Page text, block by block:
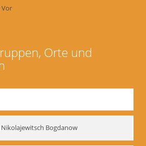
Vor
Orte und
Bogdanow